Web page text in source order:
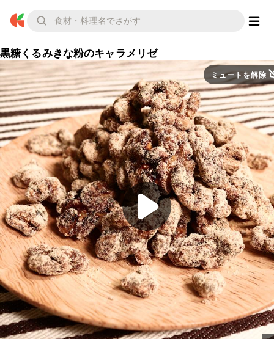
黒糖くるみきな粉のキャラメリゼ
ミュートを解除